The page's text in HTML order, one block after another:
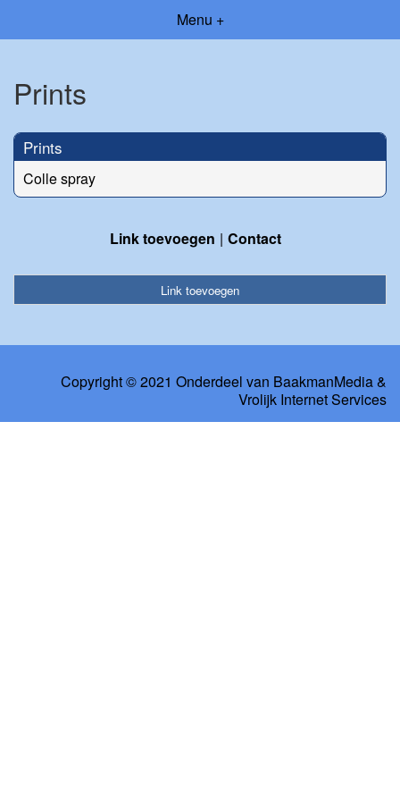
Menu +
Prints
Prints
Colle spray
Link toevoegen Contact
Link toevoegen
Copyright © 2021 Onderdeel van BaakmanMedia&
Vrolijk Internet Services